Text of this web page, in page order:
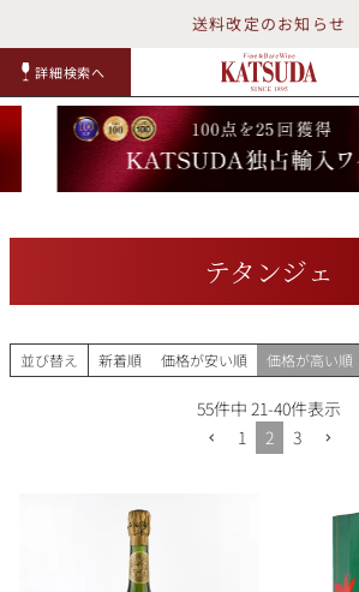
送料改定のお知らせ
詳細検索へ
白ワイ
ン ング ン
TOP 詳細検索する
勝田商店につ
テタンジェ
並び替え 新着順 価格が安い順 価格が高い順
55件中 21-40件表示
1
2 3